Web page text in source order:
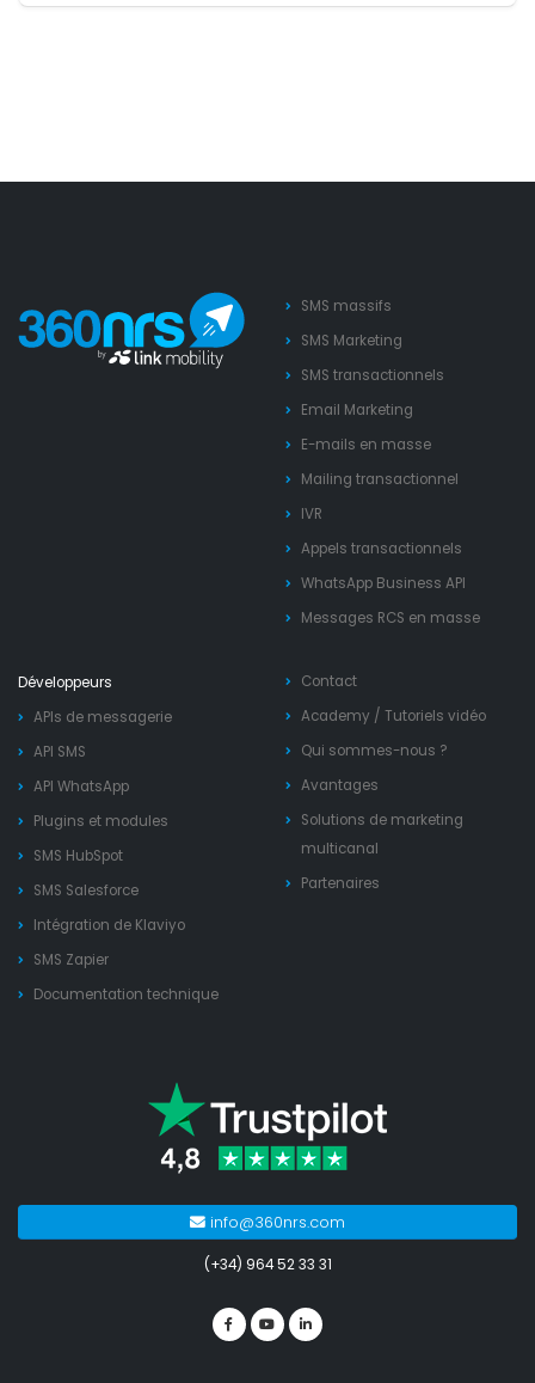
SMS massifs
SMS Marketing
SMS transactionnels
Email Marketing
E-mails en masse
Mailing transactionnel
IVR
Appels transactionnels
WhatsApp Business API
Messages RCS en masse
Développeurs
APIs de messagerie
API SMS
API WhatsApp
Plugins et modules
SMS HubSpot
SMS Salesforce
Intégration de Klaviyo
SMS Zapier
Documentation technique
Contact
Academy / Tutoriels vidéo
Qui sommes-nous ?
Avantages
Solutions de marketing
multicanal
Partenaires
info@360nrs.com
(+34) 964 52 33 31